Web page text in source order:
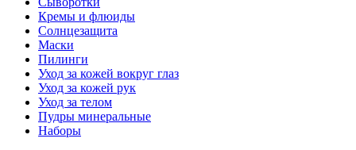
Кремы и флюиды
Солнцезащита
Маски
Пилинги
Уход за кожей вокруг глаз
Уход за кожей рук
Уход за телом
Пудры минеральные
Наборы